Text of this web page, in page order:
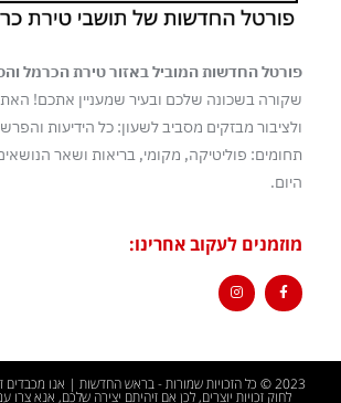
פורטל החדשות המוביל באזור טירת הכרמל
שקורה בשכונה שלכם ובעיר שמעניין אתכם!
ולציבור מבזקים מסביב לשעון: כל הידיעות
תחומים: פוליטיקה, מקומי, בריאות ושאר
היום.
מוזמנים לעקוב אחרינו:
לחוק זכויות יוצרים, לכן אם זיהיתם יצירה שלכם, אנא צרו